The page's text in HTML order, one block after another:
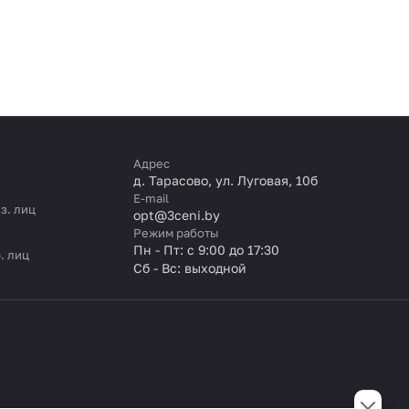
лиц
лиц
Адрес
д. Тарасово, ул. Луговая, 10б
E-mail
opt@3ceni.by
Режим работы
Пн - Пт: с 9:00 до 17:30
Сб - Вс: выходной